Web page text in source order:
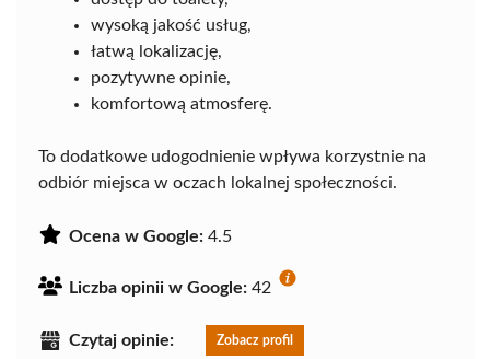
wysoką jakość usług,
łatwą lokalizację,
pozytywne opinie,
komfortową atmosferę.
To dodatkowe udogodnienie wpływa korzystnie na
odbiór miejsca w oczach lokalnej społeczności.
Ocena w Google: 4.5
Liczba opinii w Google: 42
Czytaj opinie: Zobacz profil